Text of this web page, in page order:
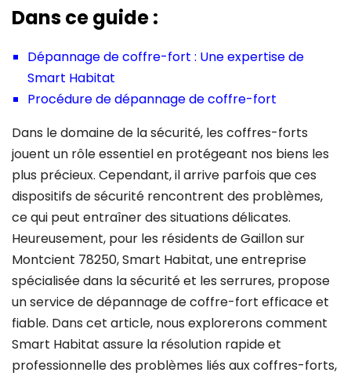
Dans ce guide :
Dépannage de coffre-fort : Une expertise de
Smart Habitat
Procédure de dépannage de coffre-fort
Dans le domaine de la sécurité, les coffres-forts
jouent un rôle essentiel en protégeant nos biens les
plus précieux. Cependant, il arrive parfois que ces
dispositifs de sécurité rencontrent des problèmes,
ce qui peut entraîner des situations délicates.
Heureusement, pour les résidents de Gaillon sur
Montcient 78250, Smart Habitat, une entreprise
spécialisée dans la sécurité et les serrures, propose
un service de dépannage de coffre-fort efficace et
fiable. Dans cet article, nous explorerons comment
Smart Habitat assure la résolution rapide et
professionnelle des problèmes liés aux coffres-forts,